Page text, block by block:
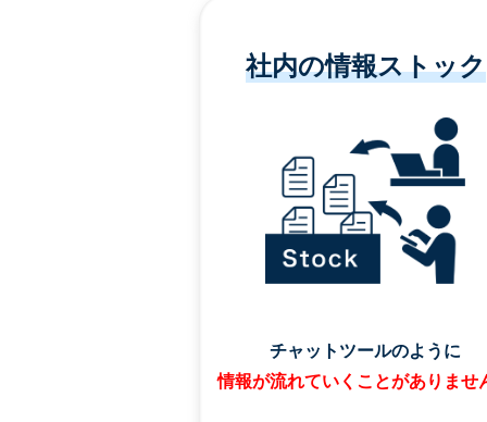
社内の情報ストック
チャットツールのように
情報が流れていくことがありませ